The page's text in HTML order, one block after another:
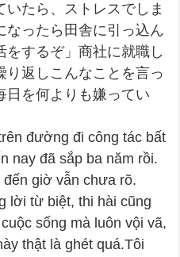
たら、ストレスでしま
なったら田舎に引っ込ん
をするぞ」商社に就職し
り返しこんなことを言っ
日を何よりも嫌ってい
đường đi công tác bất
nay đã sắp ba năm rồi.
giờ vẫn chưa rõ.
lời từ biệt, thi hài cũng
sống mà luôn vội vã,
thật là ghét quá.Tôi